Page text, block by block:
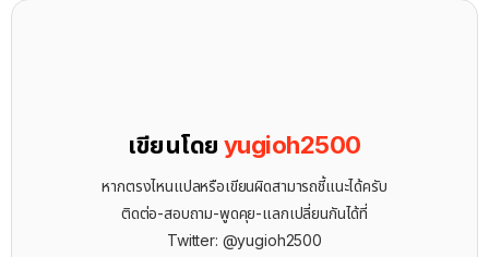
เขียนโดยyugioh2500
หากตรงไหนแปลหรือเขียนผิดสามารถชี้แนะได้ครับ
ติดต่อ-สอบถาม-พูดคุย-แลกเปลี่ยนกันได้ที่
Twitter: @yugioh2500